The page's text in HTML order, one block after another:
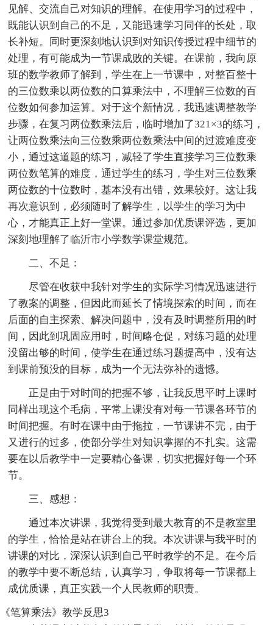
见解、交流自己对知识的理解。在使用学习的过程中，
既能认识到自己的不足，又能迅速学习同伴的长处，取
长补短。同时更深刻地认识到对知识传授过程中细节的
处理，有可能成为一节课成败的关键。在课前，我向原
班的数学教师了解到，学生在上一节课中，对整百整十
的三位数乘以两位数的口算乘法中，不理解三位数的百
位数如何参加运算。对于这个新情况，我迅速调整教学
步骤，在复习两位数乘法后，临时增加了321×3的练习，
让两位数乘法向三位数乘两位数乘法中间的过渡难度变
小，通过这道题的练习，减轻了学生直接学习三位数乘
两位数笔算的难度，通过学生的练习，学生对三位数乘
两位数的十位数时，基本没有出错，效果较好。这让我
再次意识到，必须随时了解学生，以学生的学习为中
心，才能真正上好一堂课。通过参加优质课评选，更加
深刻地理解了临沂市小学数学课堂规范。
二、不足：
尽管在收获中我针对学生的实际学习情况迅速进行
了教案的调整，但因此而延长了情境探索的时间，而在
后面的自主探索、解决问题中，没有及时调整所用的时
间，因此到巩固应用时，时间略仓促，对练习题的处理
没留出够的时间，使学生在通过练习题提高中，没有达
到课前预没的目标，成为一个无法弥补的遗憾。
正是由于对时间的把握不够，让我反思平时上课时
同样出现这个毛病，平常上课没有对每一节课各环节的
时间把握。有时在课中由于拖拉，一节课讲不完，由于
又进行的过多，使部分学生对知识掌握的不扎实。这需
要在以后教学中一定要精心备课，切实把握好每一个环
节。
三、感想：
通过本次讲课，我觉得受到最大教育的不是教室里
的学生，恰恰是站在讲台上的我。本次讲课与我平时的
讲课的对比，深深认识到自己平时教学的不足。在今后
的教学中要不断总结，认真学习，争取将每一节课都上
成优质课，真正实践一个人民教师的职责。
《笔算乘法》教学反思3